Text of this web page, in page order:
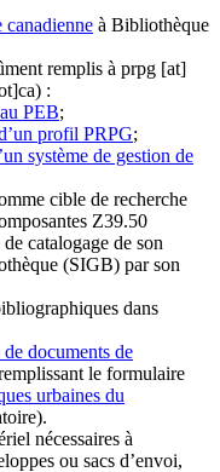
à Bibliothèque
remplis à prpg [at]
:
PEB;
profil PRPG;
système de gestion de
cible de recherche
Z39.50
catalogage de son
(SIGB) par son
dans
documents de
le formulaire
urbaines du
nécessaires à
ou sacs d’envoi,